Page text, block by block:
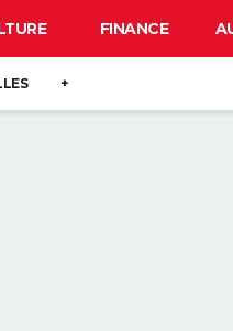
FINANCE
+